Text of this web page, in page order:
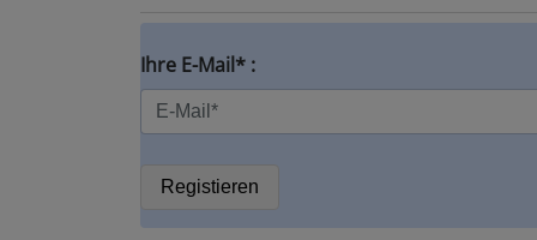
Ihre E-Mail* :